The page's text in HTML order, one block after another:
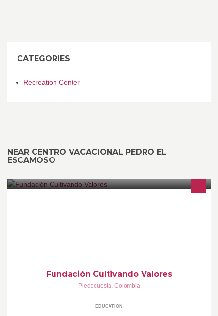
CATEGORIES
Recreation Center
NEAR CENTRO VACACIONAL PEDRO EL
ESCAMOSO
Fundación Cultivando Valores
Piedecuesta Colombia
EDUCATION